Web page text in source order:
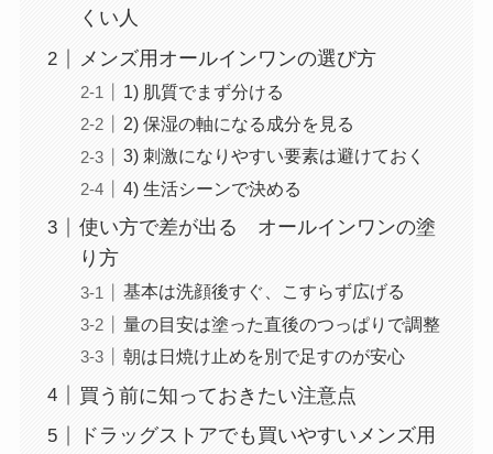
くい人
メンズ用オールインワンの選び方
1) 肌質でまず分ける
2) 保湿の軸になる成分を見る
3) 刺激になりやすい要素は避けておく
4) 生活シーンで決める
使い方で差が出る オールインワンの塗
り方
基本は洗顔後すぐ、こすらず広げる
量の目安は塗った直後のつっぱりで調整
朝は日焼け止めを別で足すのが安心
買う前に知っておきたい注意点
ドラッグストアでも買いやすいメンズ用